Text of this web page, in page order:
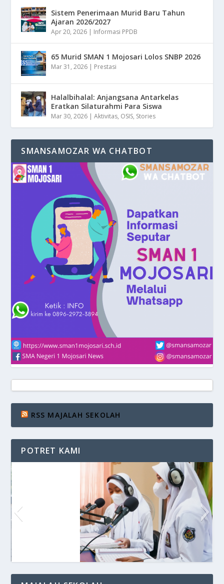
Sistem Penerimaan Murid Baru Tahun
Ajaran 2026/2027
Apr 20, 2026 | Informasi PPDB
65 Murid SMAN 1 Mojosari Lolos SNBP 2026
Mar 31, 2026 | Prestasi
Halalbihalal: Anjangsana Antarkelas
Eratkan Silaturahmi Para Siswa
Mar 30, 2026 |Aktivitas, OSIS, Stories
SMANSAMOZAR WA CHATBOT
RSS MAJALAH SEKOLAH
POTRET KAMI